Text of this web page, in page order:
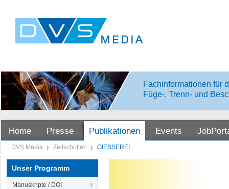
Fachinformationen für
Füge-, Trenn- und
Home Presse Publikationen Events
DVS Media Zeitschriften GIESSEREI
Unser Programm
Manuskripte / DOI